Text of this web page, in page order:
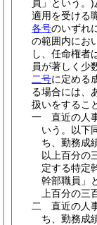
員」という。)
適用を受ける
各号のいずれ
の範囲内にお
し、任命権者
員が著しく少
二号に定める
る場合には、
扱いをするこ
一
直近の人
いう。以下
ち、勤務成
以上百分の
定する特定
幹部職員」
上百分の三
二
直近の人
ち、勤務成